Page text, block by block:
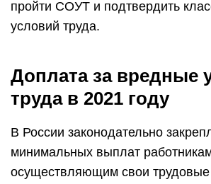
пройти СОУТ и подтвердить
условий труда.
Доплата за вредные
труда в 2021 году
В России законодательно
минимальных выплат
осуществляющим свои